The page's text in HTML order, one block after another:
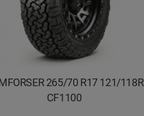
265/70 R17 121/118R
CF1100